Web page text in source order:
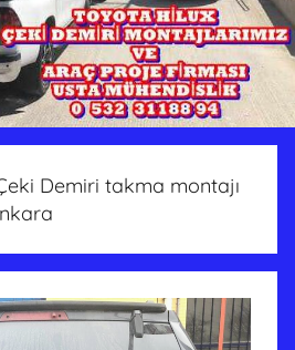
Demiri takma montajı